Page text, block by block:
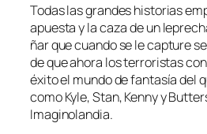
Todas las gran­des his­to­rias
apues­ta y la ca­za de un
ñar que cuan­do se le cap­tu­re
de que aho­ra los te­rro­ris­tas
éxi­to el mun­do de fan­ta­sía del
co­mo Kyle, Stan, Kenny y
Imaginolandia.